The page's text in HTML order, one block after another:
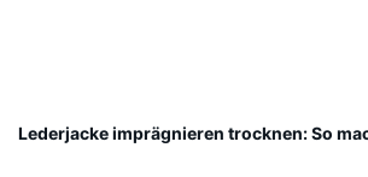
Lederjacke imprägnieren trocknen: So